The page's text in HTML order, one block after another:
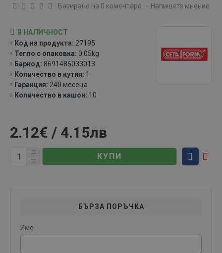
В НАЛИЧНОСТ
Код на продукта: 27195
Тегло с опаковка: 0.05kg
Баркод: 8691486033013
Количество в кашон: 10
Количество в кутия: 1
Гаранция: 240 месеца
Базирано на 0 коментара. - Напишете мнение
2.12€ / 4.15лв
КУПИ
БЪРЗА ПОРЪЧКА
Име